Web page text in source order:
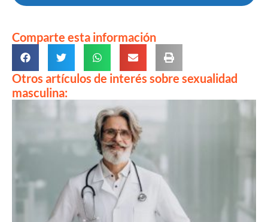
Comparte esta información
Otros artículos de interés sobre sexualidad
masculina: